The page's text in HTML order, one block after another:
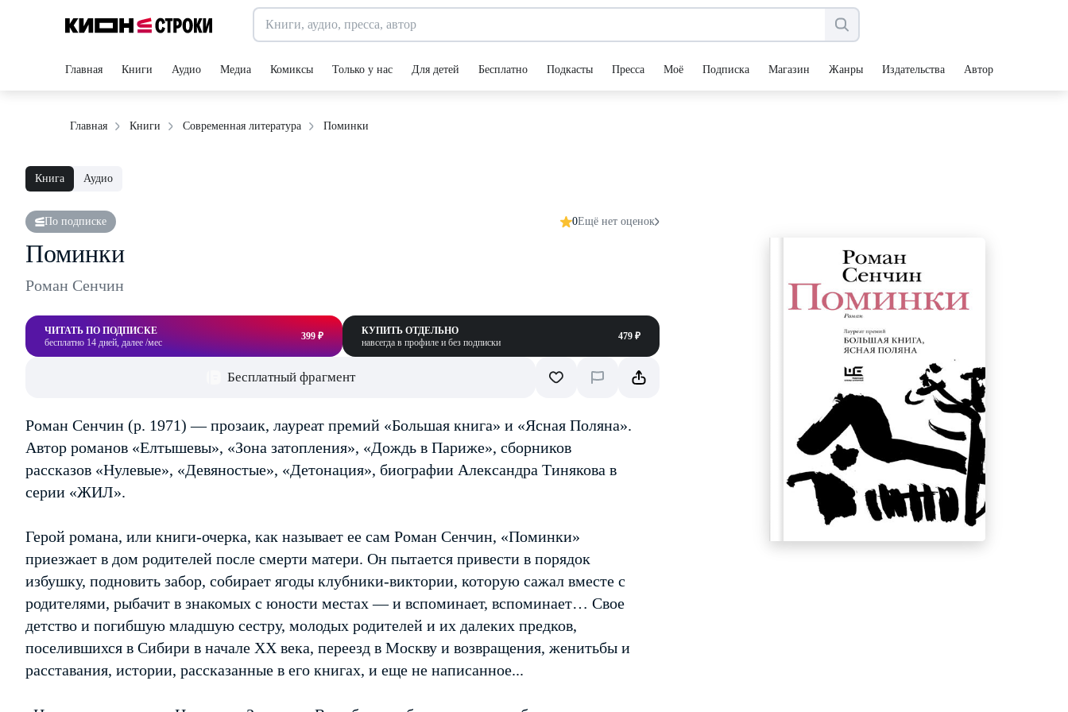
Главная Книги Аудио Медиа Комиксы Только у нас Для детей Бесплатно Подкасты Пресса Моё Подписка Магазин Жанры Издательства Авторы
Главная Книги Современная литература Поминки
Книга Аудио
По подписке 0Ещё нет оценок
Поминки
Роман Сенчин
ЧИТАТЬ ПО ПОДПИСКЕ
бесплатно 14 дней, далее /мес
399 ₽
КУПИТЬ ОТДЕЛЬНО
навсегда в профиле и без подписки
479 ₽
Бесплатный фрагмент
Роман Сенчин (р. 1971) — прозаик, лауреат премий «Большая книга» и «Ясная Поляна».
Автор романов «Елтышевы», «Зона затопления», «Дождь в Париже», сборников
рассказов «Нулевые», «Девяностые», «Детонация», биографии Александра Тинякова в
серии «ЖИЛ».
Герой романа, или книги-очерка, как называет ее сам Роман Сенчин, «Поминки»
приезжает в дом родителей после смерти матери. Он пытается привести в порядок
избушку, подновить забор, собирает ягоды клубники-виктории, которую сажал вместе с
родителями, рыбачит в знакомых с юности местах — и вспоминает, вспоминает… Свое
детство и погибшую младшую сестру, молодых родителей и их далеких предков,
поселившихся в Сибири в начале XX века, переезд в Москву и возвращения, женитьбы и
расставания, истории, рассказанные в его книгах, и еще не написанное...